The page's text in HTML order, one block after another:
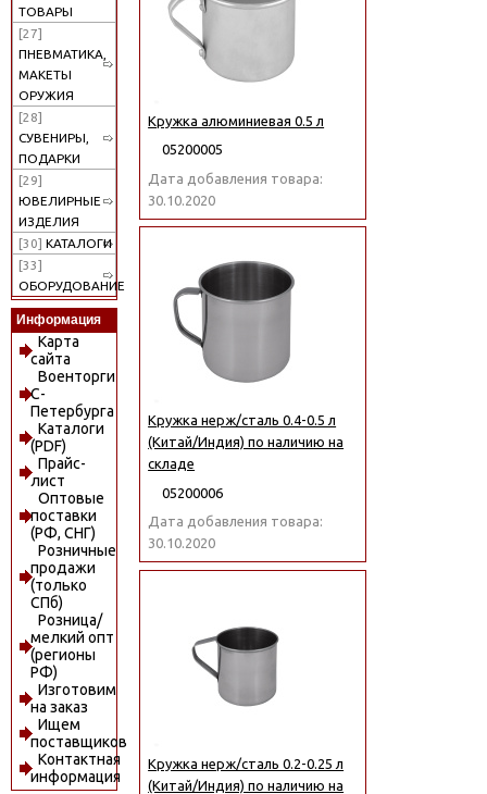
ТОВАРЫ
[27]
ПНЕВМАТИКА,
МАКЕТЫ
ОРУЖИЯ
[28]
СУВЕНИРЫ,
ПОДАРКИ
[29]
ЮВЕЛИРНЫЕ
ИЗДЕЛИЯ
[30] КАТАЛОГИ
[33]
ОБОРУДОВАНИЕ
Информация
Карта
сайта
Военторги
С-
Петербурга
Каталоги
(PDF)
Прайс-
лист
Оптовые
поставки
(РФ, СНГ)
Розничные
продажи
(только
СПб)
Розница/
мелкий опт
(регионы
РФ)
Изготовим
на заказ
Ищем
поставщиков
Контактная
информация
Кружка алюминиевая 0.5 л
05200005
Дата добавления товара:
30.10.2020
Кружка нерж/сталь 0.4-0.5 л
(Китай/Индия) по наличию на
складе
05200006
Дата добавления товара:
30.10.2020
Кружка нерж/сталь 0.2-0.25 л
(Китай/Индия) по наличию на